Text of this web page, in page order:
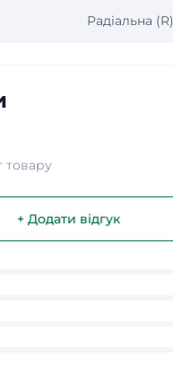
Радіальна (R)
товару
+ Додати відгук